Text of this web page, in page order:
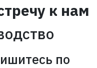
к нам
по